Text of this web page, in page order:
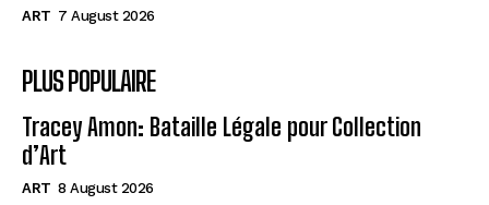
ART 7 August 2026
PLUS POPULAIRE
Tracey Amon: Bataille Légale pour Collection
d’Art
ART 8 August 2026